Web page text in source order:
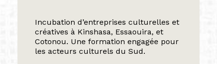
Incubation d’entreprises culturelles et
créatives à Kinshasa, Essaouira, et
Cotonou. Une formation engagée pour
les acteurs culturels du Sud.